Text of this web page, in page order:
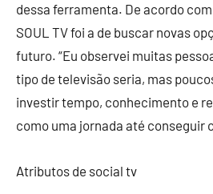
dessa ferramenta. De acordo
SOUL TV foi a de buscar novas
futuro. “Eu observei muitas
tipo de televisão seria, mas
investir tempo, conhecimento e
como uma jornada até conseguir
Atributos de social tv